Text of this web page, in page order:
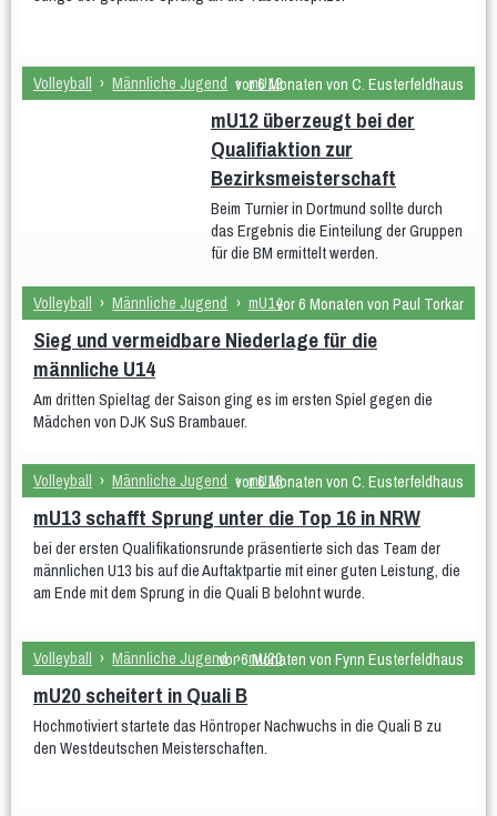
Erfolge
Frauen weibliche Jugend Männer
männliche Jugend Mixed
Damen 5 Quereinsteiger
Stadtliga Herren mU20 (PSV)
mU15 mixU14 mU12 wU15
Tischtennis Sportabzeichen
Volleyball › Männliche Jugend › mU12
vor 6 Monaten von C. Eusterfeldhaus
mU12 überzeugt bei der
Qualifiaktion zur
Bezirksmeisterschaft
Beim Turnier in Dortmund sollte durch
das Ergebnis die Einteilung der Gruppen
für die BM ermittelt werden.
Volleyball › Männliche Jugend › mU14vor 6 Monaten von Paul Torkar
Sieg und vermeidbare Niederlage für die
männliche U14
Am dritten Spieltag der Saison ging es im ersten Spiel gegen die
Mädchen von DJK SuS Brambauer.
Volleyball › Männliche Jugend › mU13
vor 6 Monaten von C. Eusterfeldhaus
mU13 schafft Sprung unter die Top 16 in NRW
bei der ersten Qualifikationsrunde präsentierte sich das Team der
männlichen U13 bis auf die Auftaktpartie mit einer guten Leistung, die
am Ende mit dem Sprung in die Quali B belohnt wurde.
Volleyball › Männliche Jugend › mU20
vor 6 Monaten von Fynn Eusterfeldhaus
mU20 scheitert in Quali B
Hochmotiviert startete das Höntroper Nachwuchs in die Quali B zu
den Westdeutschen Meisterschaften.